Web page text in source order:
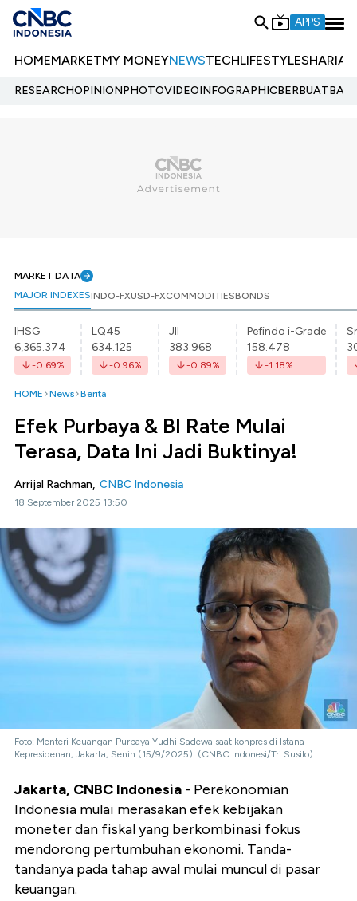
APPS
HOMEMARKETMY MONEYNEWSTECHLIFESTYLESHARIA
RESEARCHOPINIONPHOTOVIDEOINFOGRAPHIC
MARKET DATA
MAJOR INDEXESINDO-FXUSD-FXCOMMODITIESBONDS
IHSG
6,365.374
-0.69%
LQ45
634.125
-0.96%
JII
383.968
-0.89%
Pefindo i-Grade
158.478
-1.18%
HOME News Berita
Efek Purbaya & BI Rate Mulai
Terasa, Data Ini Jadi Buktinya!
Arrijal Rachman, CNBC Indonesia
18 September 2025 13:50
Foto: Menteri Keuangan Purbaya Yudhi Sadewa saat konpres di Istana
Kepresidenan, Jakarta, Senin (15/9/2025). (CNBC Indonesi/Tri Susilo)
Jakarta, CNBC Indonesia - Perekonomian
Indonesia mulai merasakan efek kebijakan
moneter dan fiskal yang berkombinasi fokus
mendorong pertumbuhan ekonomi. Tanda-
tandanya pada tahap awal mulai muncul di pasar
keuangan.